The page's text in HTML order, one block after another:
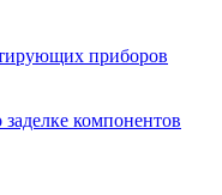
приборов
компонентов